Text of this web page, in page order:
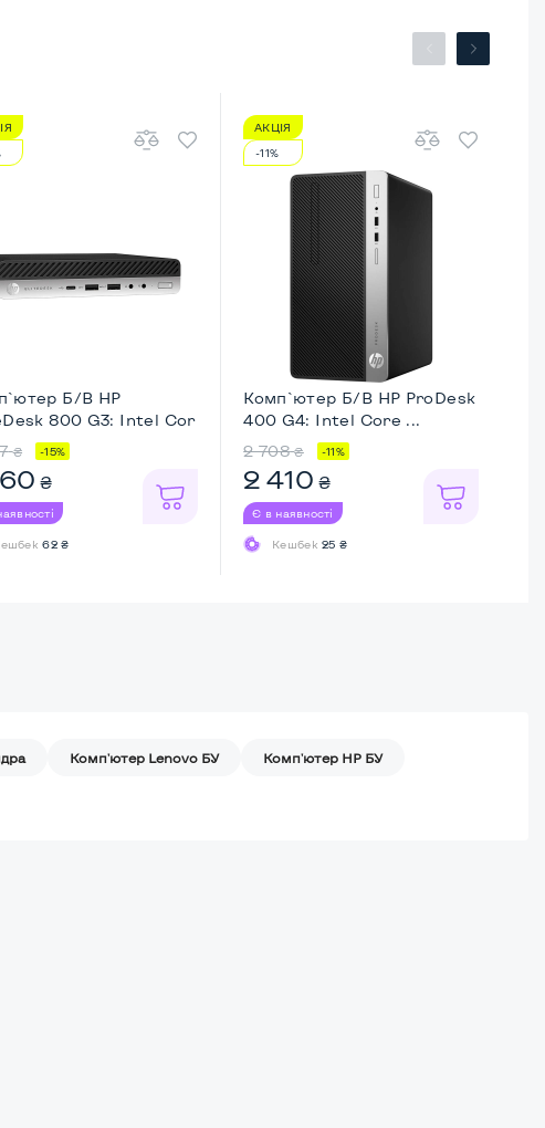
Б/В HP
800 G3: Intel Cor
₴ -15%
₴
62 ₴
АКЦІЯ
-11%
Комп`ютер Б/В HP ProDesk
400 G4: Intel Core ...
2 708 ₴ -11%
2 410 ₴
Є в наявності
Кешбек25 ₴
Комп'ютер Lenovo БУ Комп'ютер HP БУ